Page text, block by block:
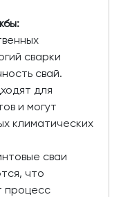
сварки
свай.
для
и могут
климатических
сваи
что
процесс